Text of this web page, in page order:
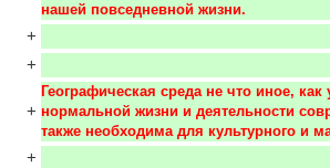
нашей повседневной жизни.
+
+
+
Географическая среда не что иное,
нормальной жизни и деятельности
также необходима для культурного и
+